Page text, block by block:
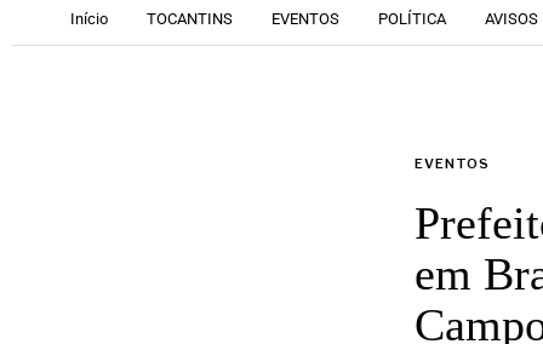
Início TOCANTINS EVENTOS POLÍTICA AVISOS
EVENTOS
em